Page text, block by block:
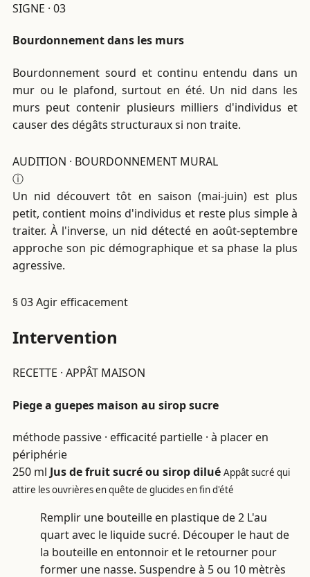
SIGNE · 03
Bourdonnement dans les murs
Bourdonnement sourd et continu entendu dans un
mur ou le plafond, surtout en été. Un nid dans les
murs peut contenir plusieurs milliers d'individus et
causer des dégâts structuraux si non traite.
AUDITION · BOURDONNEMENT MURAL
ⓘ
Un nid découvert tôt en saison (mai-juin) est plus
petit, contient moins d'individus et reste plus simple à
traiter. À l'inverse, un nid détecté en août-septembre
approche son pic démographique et sa phase la plus
agressive.
§ 03Agir efficacement
Intervention
RECETTE · APPÂT MAISON
Piege a guepes maison au sirop sucre
méthode passive · efficacité partielle · à placer en
périphérie
250 ml Jus de fruit sucré ou sirop dilué Appât sucré qui
attire les ouvrières en quête de glucides en fin d'été
Remplir une bouteille en plastique de 2 L'au
quart avec le liquide sucré. Découper le haut de
la bouteille en entonnoir et le retourner pour
former une nasse. Suspendre à 5 ou 10 mètrès